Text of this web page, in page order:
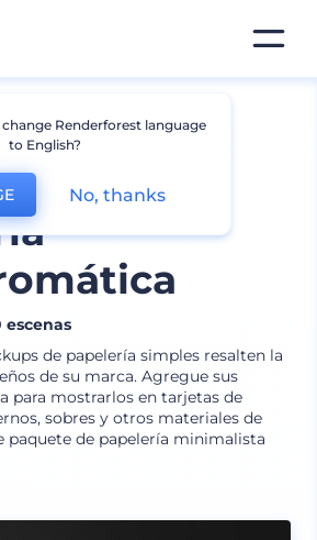
de
escenas
de papelería simples resalten la
de su marca. Agregue sus
para mostrarlos en tarjetas de
sobres y otros materiales de
paquete de papelería minimalista
Renderforest language
to English?
No, thanks